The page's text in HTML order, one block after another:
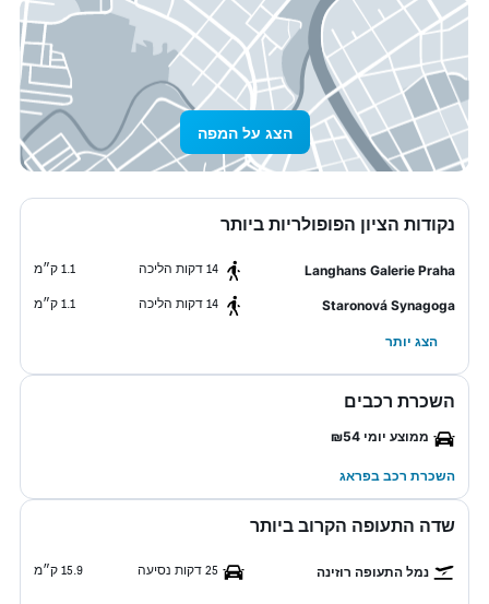
הצג על המפה
נקודות הציון הפופולריות ביותר
Langhans Galerie Praha 14 דקות הליכה 1.1 ק״מ
Staronová Synagoga 14 דקות הליכה 1.1 ק״מ
הצג יותר
השכרת רכבים
ממוצע יומי ₪54
השכרת רכב בפראג
שדה התעופה הקרוב ביותר
נמל התעופה רוזינה 25 דקות נסיעה 15.9 ק״מ